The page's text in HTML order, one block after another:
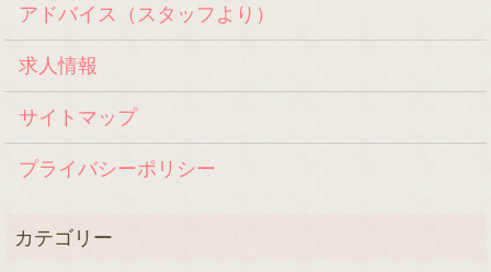
アドバイス（スタッフより）
求人情報
サイトマップ
プライバシーポリシー